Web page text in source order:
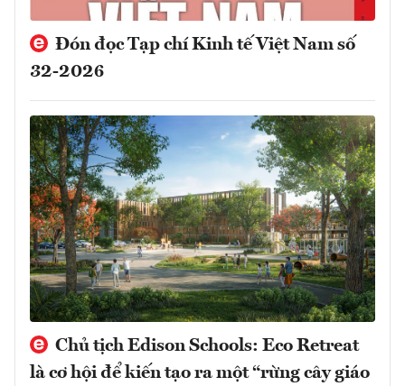
Đón đọc Tạp chí Kinh tế Việt Nam số
32-2026
Chủ tịch Edison Schools: Eco Retreat
là cơ hội để kiến tạo ra một “rừng cây giáo